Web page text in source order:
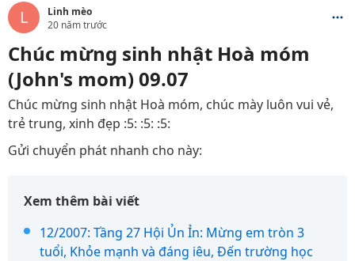
L
Linh mèo
20 năm trước
Chúc mừng sinh nhật Hoà móm
(John's mom) 09.07
Chúc mừng sinh nhật Hoà móm, chúc mày luôn vui vẻ,
trẻ trung, xinh đẹp :5: :5: :5:
Gửi chuyển phát nhanh cho này:
Xem thêm bài viết
12/2007: Tầng 27 Hội Ủn Ỉn: Mừng em tròn 3
tuổi, Khỏe mạnh và đáng iêu, Đến trường học